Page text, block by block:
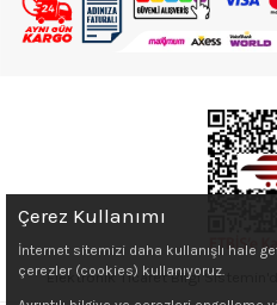
Elektronik Ticaret Bilgi
Çerez Kullanımı
İnternet sitemizi daha kullanışlı hale
çerezler (cookies) kullanıyoruz.